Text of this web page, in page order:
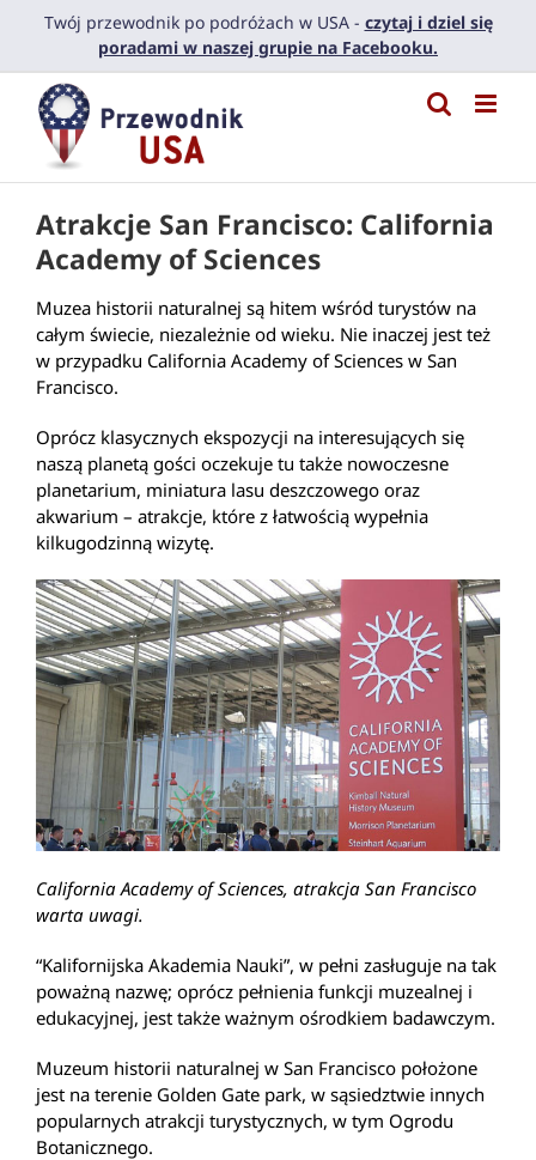
PrzejdźTwój przewodnik po podróżach w USA - czytaj i dziel się
poradami w naszej grupie na Facebooku.
Atrakcje San Francisco: California
Academy of Sciences
Muzea historii naturalnej są hitem wśród turystów na
całym świecie, niezależnie od wieku. Nie inaczej jest też
w przypadku California Academy of Sciences w San
Francisco.
Oprócz klasycznych ekspozycji na interesujących się
naszą planetą gości oczekuje tu także nowoczesne
planetarium, miniatura lasu deszczowego oraz
akwarium – atrakcje, które z łatwością wypełnia
kilkugodzinną wizytę.
California Academy of Sciences, atrakcja San Francisco
warta uwagi.
“Kalifornijska Akademia Nauki”, w pełni zasługuje na tak
poważną nazwę; oprócz pełnienia funkcji muzealnej i
edukacyjnej, jest także ważnym ośrodkiem badawczym.
Muzeum historii naturalnej w San Francisco położone
jest na terenie Golden Gate park, w sąsiedztwie innych
popularnych atrakcji turystycznych, w tym Ogrodu
Botanicznego.